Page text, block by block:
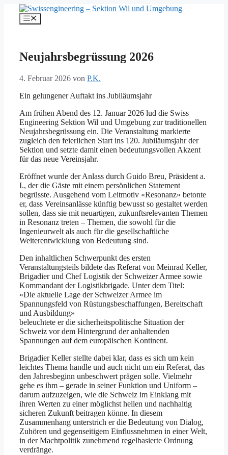
Springe
Inhalt
Menü
Neujahrsbegrüssung 2026
4. Februar 2026 von P.K.
Ein gelungener Auftakt ins Jubiläumsjahr
Am frühen Abend des 12. Januar 2026 lud die Swiss
Engineering Sektion Wil und Umgebung zur traditionellen
Neujahrsbegrüssung ein. Die Veranstaltung markierte
zugleich den feierlichen Start ins 120. Jubiläumsjahr der
Sektion und setzte damit einen bedeutungsvollen Akzent
für das neue Vereinsjahr.
Eröffnet wurde der Anlass durch Guido Breu, Präsident a.
I., der die Gäste mit einem persönlichen Statement
begrüsste. Ausgehend vom Leitmotiv «Resonanz» betonte
er, dass Vereinsanlässe künftig bewusst so gestaltet werden
sollen, dass sie mit neuartigen, zukunftsrelevanten Themen
in Resonanz treten – Themen, die sowohl für die
Ingenieurwelt als auch für die gesellschaftliche
Weiterentwicklung von Bedeutung sind.
Den inhaltlichen Schwerpunkt des ersten
Veranstaltungsteils bildete das Referat von Meinrad Keller,
Brigadier und Chef Logistik der Schweizer Armee sowie
Kommandant der Logistikbrigade. Unter dem Titel:
«Die aktuelle Lage der Schweizer Armee im
Spannungsfeld von Rüstungsbeschaffungen, Bereitschaft
und Ausbildung»
beleuchtete er die sicherheitspolitische Situation der
Schweiz vor dem Hintergrund der anhaltenden
Spannungen auf dem europäischen Kontinent.
Brigadier Keller stellte dabei klar, dass es sich um kein
leichtes Thema handle und auch nicht um ein Referat, das
den Jahresbeginn unbeschwert prägen solle. Vielmehr
gehe es ihm – gerade in seiner Funktion und Uniform –
darum aufzuzeigen, wie die Schweiz im Einklang mit
ihren Werten zu einer möglichst hellen und nachhaltig
sicheren Zukunft beitragen könne. In diesem
Zusammenhang unterstrich er die Bedeutung von Dialog,
Zuhören und gegenseitigem Einflussnehmen in einer Welt,
in der Machtpolitik zunehmend regelbasierte Ordnung
verdränge.